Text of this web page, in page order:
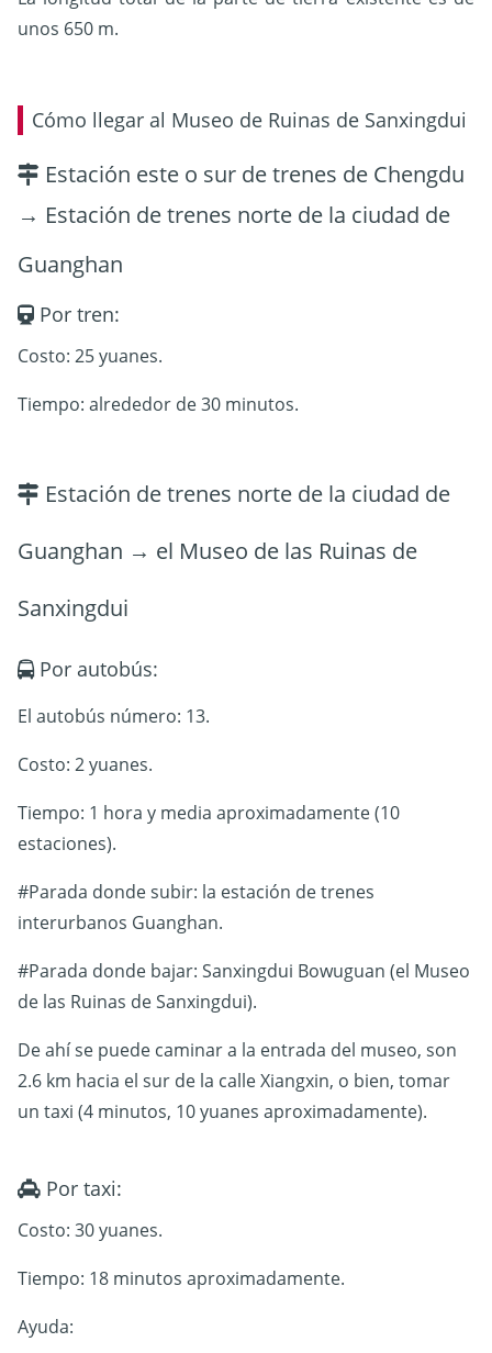
unos 650 m.
Cómo llegar al Museo de Ruinas de Sanxingdui
Estación este o sur de trenes de Chengdu
→ Estación de trenes norte de la ciudad de
Guanghan
Por tren:
Costo: 25 yuanes.
Tiempo: alrededor de 30 minutos.
Estación de trenes norte de la ciudad de
Guanghan → el Museo de las Ruinas de
Sanxingdui
Por autobús:
El autobús número: 13.
Costo: 2 yuanes.
Tiempo: 1 hora y media aproximadamente (10
estaciones).
#Parada donde subir: la estación de trenes
interurbanos Guanghan.
#Parada donde bajar: Sanxingdui Bowuguan (el Museo
de las Ruinas de Sanxingdui).
De ahí se puede caminar a la entrada del museo, son
2.6 km hacia el sur de la calle Xiangxin, o bien, tomar
un taxi (4 minutos, 10 yuanes aproximadamente).
Por taxi:
Costo: 30 yuanes.
Tiempo: 18 minutos aproximadamente.
Ayuda: